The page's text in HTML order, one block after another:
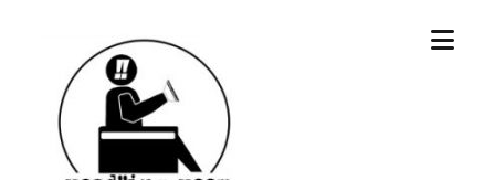
read!!ing
room
Menü